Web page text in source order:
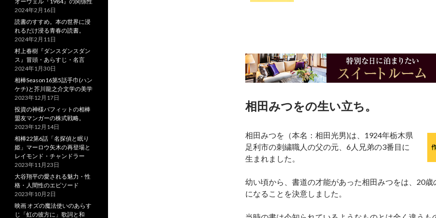
相田みつをの生い立ち。
相田みつを（本名：相田光男)は、1924年栃木県
足利市の刺繍職人の父の元、6人兄弟の3番目に
生まれました。
幼い頃から、書道の才能があった相田みつをは、20歳
になることを決意しました。
2024年2月16日
読書のすすめ。本の世界に浸
れるだけ浸る青春の読書。
2024年2月11日
村上春樹『ダンスダンスダン
ス』冒頭・あらすじ・名言
2024年1月30日
相棒Season16第5話手巾(ハン
ケチ)と芥川龍之介文学の美学
2023年12月17日
投資の神様バフィットの相棒
盟友マンガーの株式戦略。
2023年12月14日
相棒22第6話「名探偵と眠り
姫」マーロウ矢木の再登場と
レイモンド・チャンドラー
2023年11月23日
大谷翔平の愛される魅力・性
格・人間性のエピソード
2023年10月2日
映画 オズの魔法使いのあらす
じ「虹の彼方に」歌詞と和